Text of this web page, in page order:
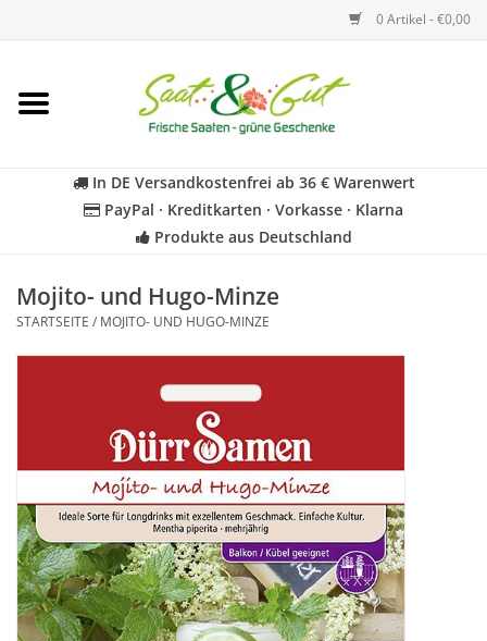
0 Artikel - €0,00
Startseite
Kräuter
Geschenkideen
Katalog
In DE Versandkostenfrei ab 36 € Warenwert
PayPal · Kreditkarten · Vorkasse · Klarna
Produkte aus Deutschland
Mojito- und Hugo-Minze
STARTSEITE / MOJITO- UND HUGO-MINZE